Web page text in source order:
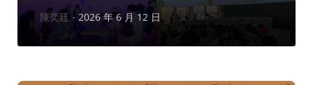
作
者：
陳奕廷 2026 年 6 月 12 日